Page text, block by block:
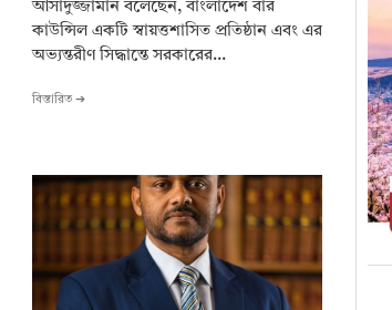
আসাদুজ্জামান বলেছেন, বাংলাদেশ বার
কাউন্সিল একটি স্বায়ত্তশাসিত প্রতিষ্ঠান এবং এর
অভ্যন্তরীণ সিদ্ধান্তে সরকারের...
বিস্তারিত ➔